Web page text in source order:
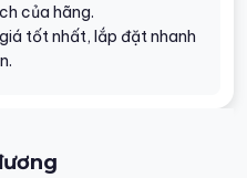
của hãng.
tốt nhất, lắp đặt nhanh